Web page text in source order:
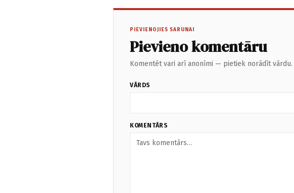
PIEVIENOJIES SARUNAI
Pievieno komentāru
Komentēt vari arī anonīmi — pietiek norādīt vārdu.
VĀRDS
KOMENTĀRS